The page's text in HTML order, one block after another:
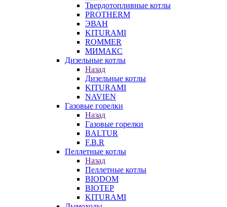
Твердотопливные котлы
PROTHERM
ЭВАН
KITURAMI
ROMMER
МИМАКС
Дизельные котлы
Назад
Дизельные котлы
KITURAMI
NAVIEN
Газовые горелки
Назад
Газовые горелки
BALTUR
F.B.R
Пеллетные котлы
Назад
Пеллетные котлы
BIODOM
BIOTEP
KITURAMI